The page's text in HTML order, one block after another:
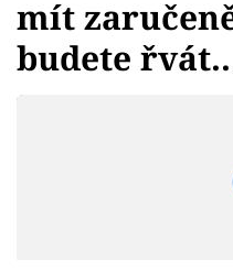
Témata
Showbyznys
mít
budete